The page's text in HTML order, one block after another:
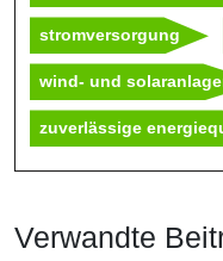
stromversorgung
wind- und
zuverlässige
Verwandte